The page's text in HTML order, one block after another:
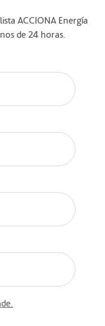
ACCIONA Energía
de 24 horas.